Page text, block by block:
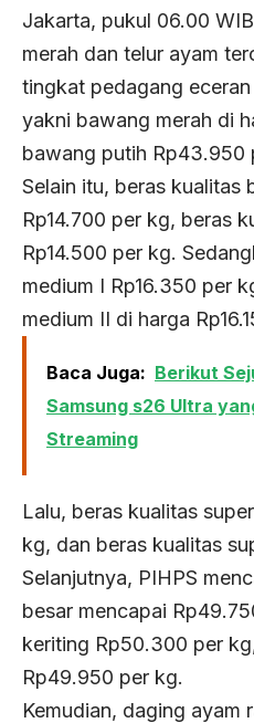
Jakarta, pukul 06.00
merah dan telur ayam
tingkat pedagang
yakni bawang merah di
bawang putih Rp43.950
Selain itu, beras kualitas
Rp14.700 per kg, beras
Rp14.500 per kg.
medium I Rp16.350 per
medium II di harga
Baca Juga: Berikut
Samsung s26 Ultra
Streaming
Lalu, beras kualitas
kg, dan beras kualitas
Selanjutnya, PIHPS
besar mencapai
keriting Rp50.300 per
Rp49.950 per kg.
Kemudian, daging ayam